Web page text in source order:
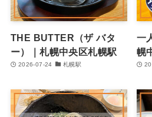
THE BUTTER（ザ バタ
ー）｜札幌中央区札幌駅
2026-07-24 札幌駅
一
幌